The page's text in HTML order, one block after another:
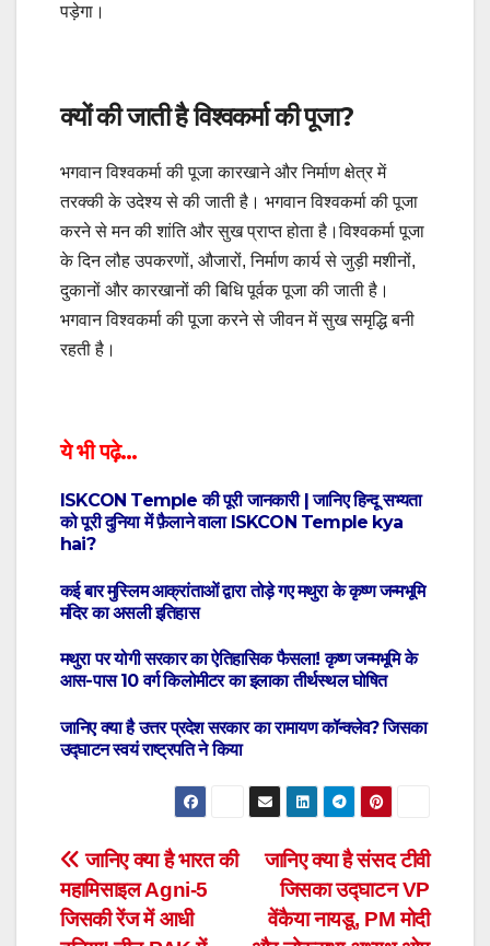
पड़ेगा।
क्यों की जाती है विश्वकर्मा की पूजा?
भगवान विश्वकर्मा की पूजा कारखाने और निर्माण क्षेत्र में
तरक्की के उदेश्य से की जाती है। भगवान विश्वकर्मा की पूजा
करने से मन की शांति और सुख प्राप्त होता है।विश्‍वकर्मा पूजा
के दिन लौह उपकरणों, औजारों, निर्माण कार्य से जुड़ी मशीनों,
दुकानों और कारखानों की बिधि पूर्वक पूजा की जाती है।
भगवान विश्वकर्मा की पूजा करने से जीवन में सुख समृद्धि बनी
रहती है।
ये भी पढ़े…
ISKCON Temple की पूरी जानकारी | जानिए हिन्दू सभ्यता
को पूरी दुनिया में फ़ैलाने वाला ISKCON Temple kya
hai?
कई बार मुस्लिम आक्रांताओं द्वारा तोड़े गए मथुरा के कृष्ण जन्मभूमि
मंदिर का असली इतिहास
मथुरा पर योगी सरकार का ऐतिहासिक फैसला! कृष्ण जन्मभूमि के
आस-पास 10 वर्ग किलोमीटर का इलाका तीर्थस्थल घोषित
जानिए क्या है उत्तर प्रदेश सरकार का रामायण कॉन्क्लेव? जिसका
उद्घाटन स्वयं राष्ट्रपति ने किया
Post
navigation
जानिए क्या है संसद टीवी
जिसका उद्घाटन VP
वेंकैया नायडू, PM मोदी
जानिए क्या है भारत की
महामिसाइल Agni-5
जिसकी रेंज में आधी